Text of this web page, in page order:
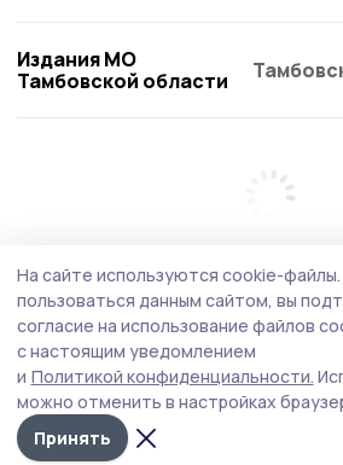
Издания МО
Тамбовской области
На сайте используются cookie-файлы.
пользоваться данным сайтом, вы
согласие на использование файлов
с настоящим уведомлением
и Политикой конфиденциальности.
можно отменить в настройках
Принять